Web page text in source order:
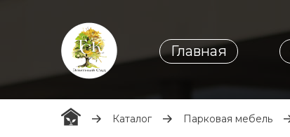
Главная
Каталог Парковая мебель